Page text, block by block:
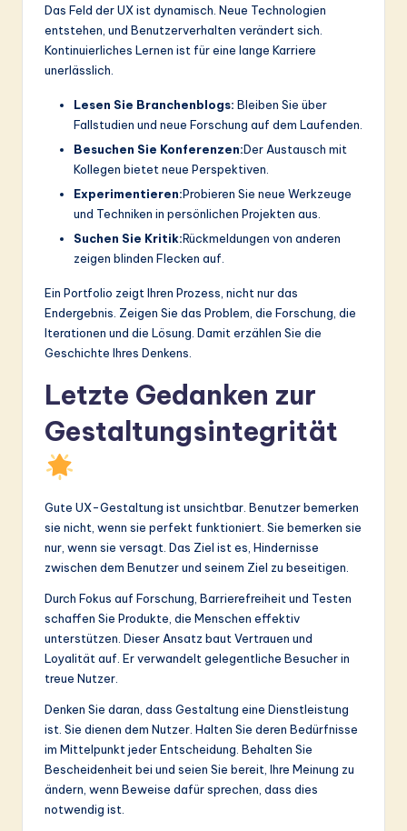
Das Feld der UX ist dynamisch. Neue Technologien
entstehen, und Benutzerverhalten verändert sich.
Kontinuierliches Lernen ist für eine lange Karriere
unerlässlich.
Lesen Sie Branchenblogs: Bleiben Sie über
Fallstudien und neue Forschung auf dem Laufenden.
Besuchen Sie Konferenzen:Der Austausch mit
Kollegen bietet neue Perspektiven.
Experimentieren:Probieren Sie neue Werkzeuge
und Techniken in persönlichen Projekten aus.
Suchen Sie Kritik:Rückmeldungen von anderen
zeigen blinden Flecken auf.
Ein Portfolio zeigt Ihren Prozess, nicht nur das
Endergebnis. Zeigen Sie das Problem, die Forschung, die
Iterationen und die Lösung. Damit erzählen Sie die
Geschichte Ihres Denkens.
Letzte Gedanken zur
Gestaltungsintegrität
Gute UX-Gestaltung ist unsichtbar. Benutzer bemerken
sie nicht, wenn sie perfekt funktioniert. Sie bemerken sie
nur, wenn sie versagt. Das Ziel ist es, Hindernisse
zwischen dem Benutzer und seinem Ziel zu beseitigen.
Durch Fokus auf Forschung, Barrierefreiheit und Testen
schaffen Sie Produkte, die Menschen effektiv
unterstützen. Dieser Ansatz baut Vertrauen und
Loyalität auf. Er verwandelt gelegentliche Besucher in
treue Nutzer.
Denken Sie daran, dass Gestaltung eine Dienstleistung
ist. Sie dienen dem Nutzer. Halten Sie deren Bedürfnisse
im Mittelpunkt jeder Entscheidung. Behalten Sie
Bescheidenheit bei und seien Sie bereit, Ihre Meinung zu
ändern, wenn Beweise dafür sprechen, dass dies
notwendig ist.